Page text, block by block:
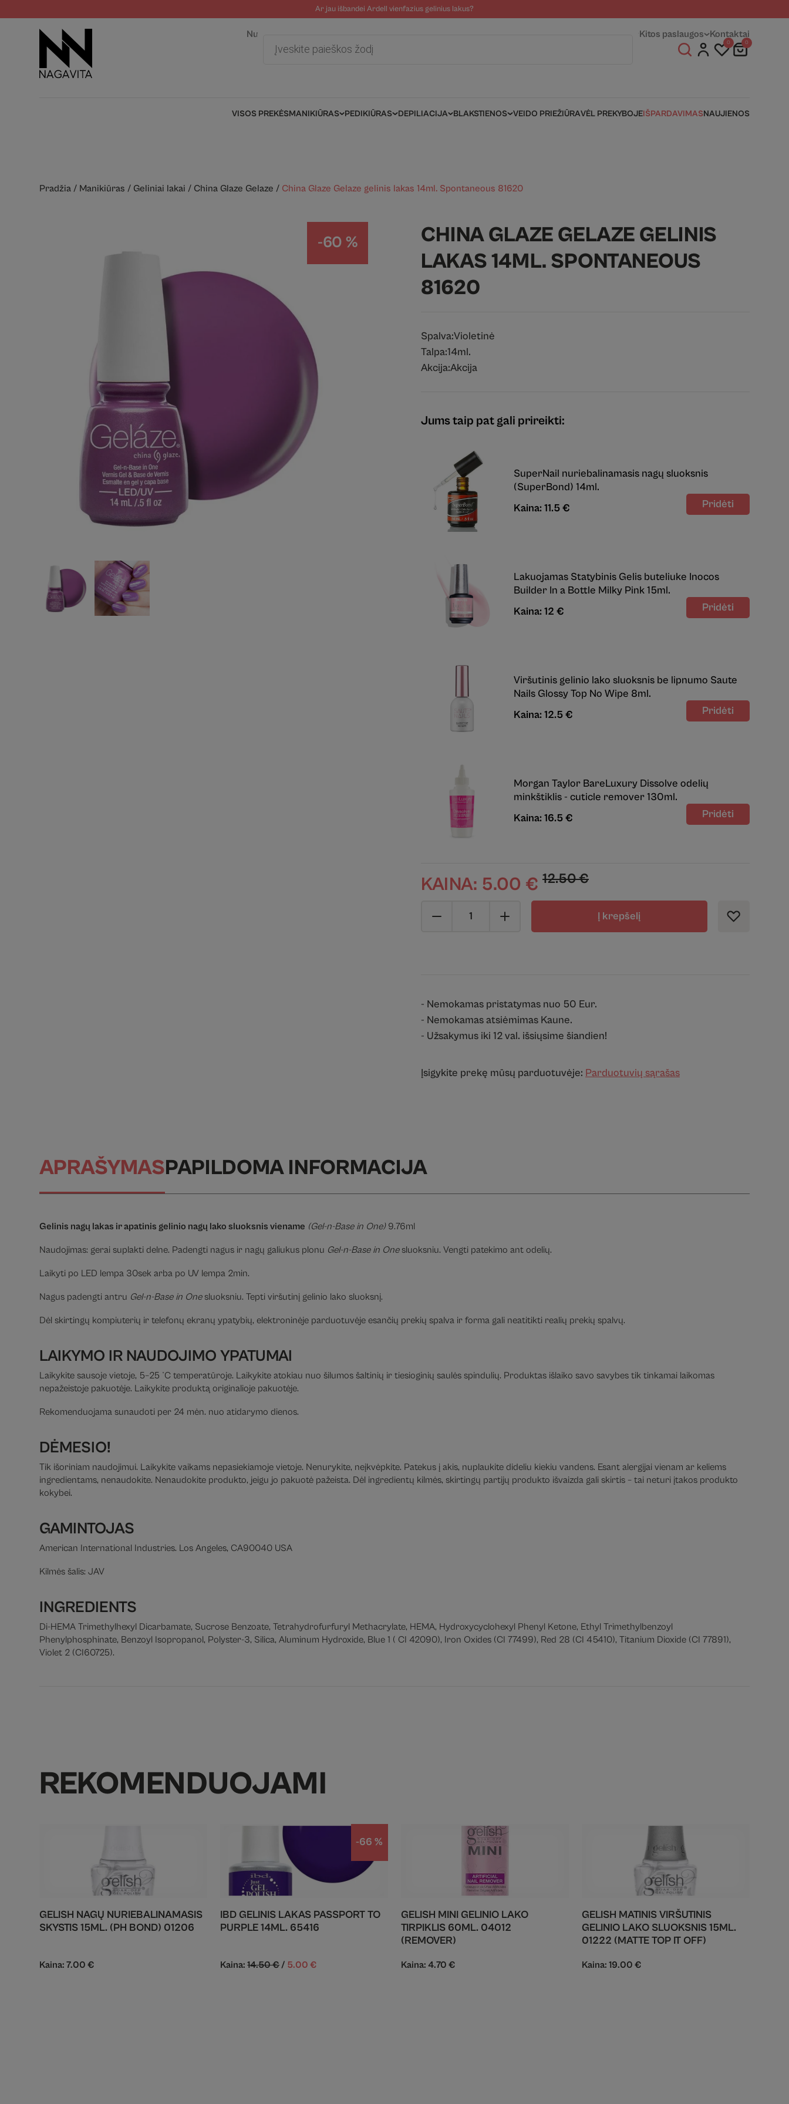
Ar jau išbandei Ardell vienfazius gelinius lakus?
Nuotolinė pagalba Fizinės parduotuvėsKitos paslaugos Kontaktai
search
0 0
VISOS PREKĖSMANIKIŪRAS PEDIKIŪRAS DEPILIACIJA BLAKSTIENOS VEIDO PRIEŽIŪRAVĖL PREKYBOJEIŠPARDAVIMASNAUJIENOS
Pradžia / Manikiūras / Geliniai lakai / China Glaze Gelaze / China Glaze Gelaze gelinis lakas 14ml. Spontaneous 81620
-60 %
CHINA GLAZE GELAZE GELINIS
LAKAS 14ML. SPONTANEOUS
81620
Spalva:Violetinė
Talpa:14ml.
Akcija:Akcija
Jums taip pat gali prireikti:
SuperNail nuriebalinamasis nagų sluoksnis
(SuperBond) 14ml.
Kaina: 11.5 €
Lakuojamas Statybinis Gelis buteliuke Inocos
Builder In a Bottle Milky Pink 15ml.
Kaina: 12 €
Viršutinis gelinio lako sluoksnis be lipnumo Saute
Nails Glossy Top No Wipe 8ml.
Kaina: 12.5 €
Morgan Taylor BareLuxury Dissolve odelių
minkštiklis - cuticle remover 130ml.
Kaina: 16.5 €
KAINA: 5.00 € 12.50€
Į krepšelį
- Nemokamas pristatymas nuo 50 Eur.
- Nemokamas atsiėmimas Kaune.
- Užsakymus iki 12 val. išsiųsime šiandien!
Įsigykite prekę mūsų parduotuvėje: Parduotuvių sąrašas
APRAŠYMASPAPILDOMA INFORMACIJA
Gelinis nagų lakas ir apatinis gelinio nagų lako sluoksnis viename (Gel-n-Base in One)9.76ml
Naudojimas: gerai suplakti delne. Padengti nagus ir nagų galiukus plonu Gel-n-Base in Onesluoksniu. Vengti patekimo ant odelių.
Laikyti po LED lempa 30sek arba po UV lempa 2min.
Nagus padengti antru Gel-n-Base in Onesluoksniu. Tepti viršutinį gelinio lako sluoksnį.
Dėl skirtingų kompiuterių ir telefonų ekranų ypatybių, elektroninėje parduotuvėje esančių prekių spalva ir forma gali neatitikti realių prekių spalvų.
LAIKYMO IR NAUDOJIMO YPATUMAI
Laikykite sausoje vietoje, 5–25 °C temperatūroje. Laikykite atokiau nuo šilumos šaltinių ir tiesioginių saulės spindulių. Produktas išlaiko savo savybes tik tinkamai laikomas
nepažeistoje pakuotėje. Laikykite produktą originalioje pakuotėje.
Rekomenduojama sunaudoti per 24 mėn. nuo atidarymo dienos.
DĖMESIO!
Tik išoriniam naudojimui. Laikykite vaikams nepasiekiamoje vietoje. Nenurykite, neįkvėpkite. Patekus į akis, nuplaukite dideliu kiekiu vandens. Esant alergijai vienam ar keliems
ingredientams, nenaudokite. Nenaudokite produkto, jeigu jo pakuotė pažeista. Dėl ingredientų kilmės, skirtingų partijų produkto išvaizda gali skirtis – tai neturi įtakos produkto
kokybei.
GAMINTOJAS
American International Industries. Los Angeles, CA90040 USA
Kilmės šalis: JAV
INGREDIENTS
Di-HEMA Trimethylhexyl Dicarbamate, Sucrose Benzoate, Tetrahydrofurfuryl Methacrylate, HEMA, Hydroxycyclohexyl Phenyl Ketone, Ethyl Trimethylbenzoyl
Phenylphosphinate, Benzoyl Isopropanol, Polyster-3, Silica, Aluminum Hydroxide, Blue 1 ( CI 42090), Iron Oxides (CI 77499), Red 28 (CI 45410), Titanium Dioxide (CI 77891),
Violet 2 (CI60725).
REKOMENDUOJAMI
GELISH NAGŲ NURIEBALINAMASIS
SKYSTIS 15ML. (PH BOND) 01206
Kaina:7.00€
-66 %
IBD GELINIS LAKAS PASSPORT TO
PURPLE 14ML. 65416
Kaina:14.50€/ 5.00€
GELISH MINI GELINIO LAKO
TIRPIKLIS 60ML. 04012
(REMOVER)
Kaina:4.70€
GELISH MATINIS VIRŠUTINIS
GELINIO LAKO SLUOKSNIS 15ML.
01222 (MATTE TOP IT OFF)
Kaina:19.00€